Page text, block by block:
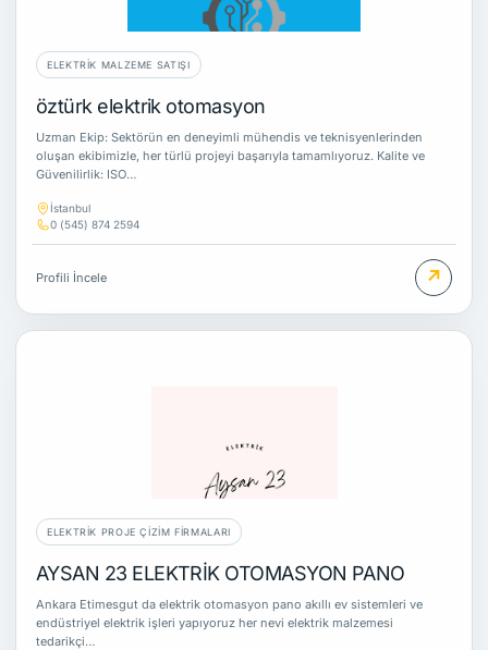
ELEKTRIK MALZEME SATIŞI
öztürk elektrik otomasyon
Uzman Ekip: Sektörün en deneyimli mühendis ve teknisyenlerinden
oluşan ekibimizle, her türlü projeyi başarıyla tamamlıyoruz. Kalite ve
Güvenilirlik: ISO…
İstanbul
0 (545) 874 2594
Profili İncele ↗
ELEKTRIK PROJE ÇIZIM FIRMALARI
AYSAN 23 ELEKTRİK OTOMASYON PANO
Ankara Etimesgut da elektrik otomasyon pano akıllı ev sistemleri ve
endüstriyel elektrik işleri yapıyoruz her nevi elektrik malzemesi
tedarikçi…